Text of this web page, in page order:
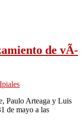
de vÃ­
Paulo Arteaga y Luis
de mayo a las